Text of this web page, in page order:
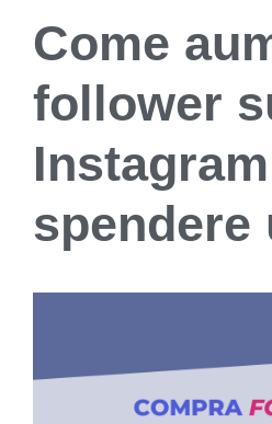
Come
follower
spendere